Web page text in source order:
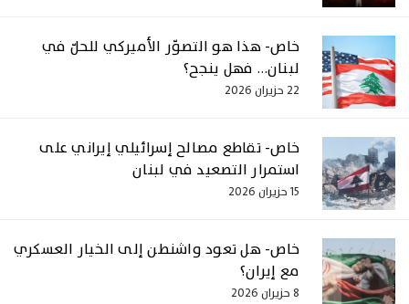
خاص- هذا هو التصوّر الأميركي للحلّ في
لبنان… فهل ينجح؟
22 حزيران 2026
خاص- تقاطع مصالح إسرائيلي إيراني على
استمرار التصعيد في لبنان
15 حزيران 2026
خاص- هل تعود واشنطن إلى الخيار العسكري
مع إيران؟
8 حزيران 2026